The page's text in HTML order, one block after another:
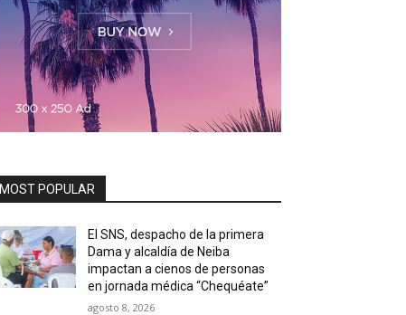
MOST POPULAR
El SNS, despacho de la primera
Dama y alcaldía de Neiba
impactan a cienos de personas
en jornada médica “Chequéate”
agosto 8, 2026